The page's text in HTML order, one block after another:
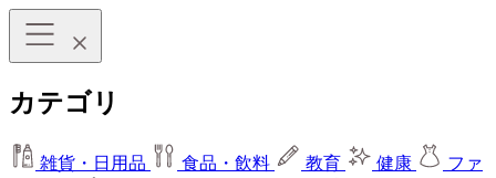
カテゴリ
雑貨・日用品 食品・飲料 教育 健康
ファ